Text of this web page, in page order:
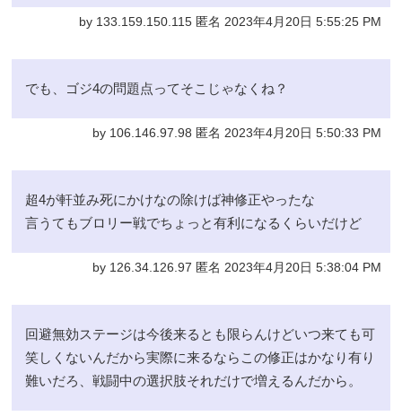
by 133.159.150.115 匿名 2023年4月20日 5:55:25 PM
でも、ゴジ4の問題点ってそこじゃなくね？
by 106.146.97.98 匿名 2023年4月20日 5:50:33 PM
超4が軒並み死にかけなの除けば神修正やったな
言うてもブロリー戦でちょっと有利になるくらいだけど
by 126.34.126.97 匿名 2023年4月20日 5:38:04 PM
回避無効ステージは今後来るとも限らんけどいつ来ても可
笑しくないんだから実際に来るならこの修正はかなり有り
難いだろ、戦闘中の選択肢それだけで増えるんだから。